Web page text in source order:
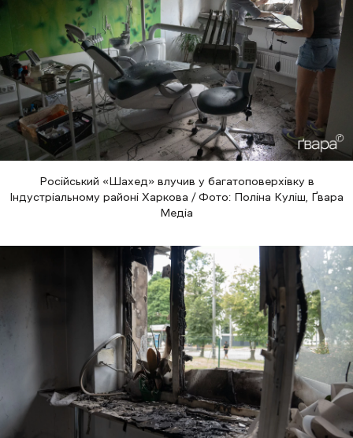
Російський «Шахед» влучив у багатоповерхівку в
Індустріальному районі Харкова / Фото: Поліна Куліш, Ґвара
Медіа